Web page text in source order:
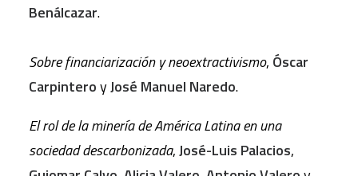
Benálcazar.
Sobre financiarización y neoextractivismo, Óscar
CarpinteroyJosé Manuel Naredo.
El rol de la minería de América Latina en una
sociedad descarbonizada,José-Luis Palacios,